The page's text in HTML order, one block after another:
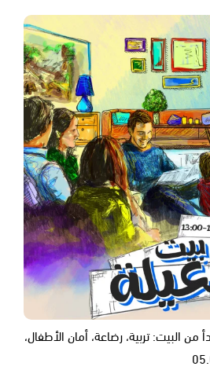
البيت: تربية، رضاعة، أمان الأطفال،